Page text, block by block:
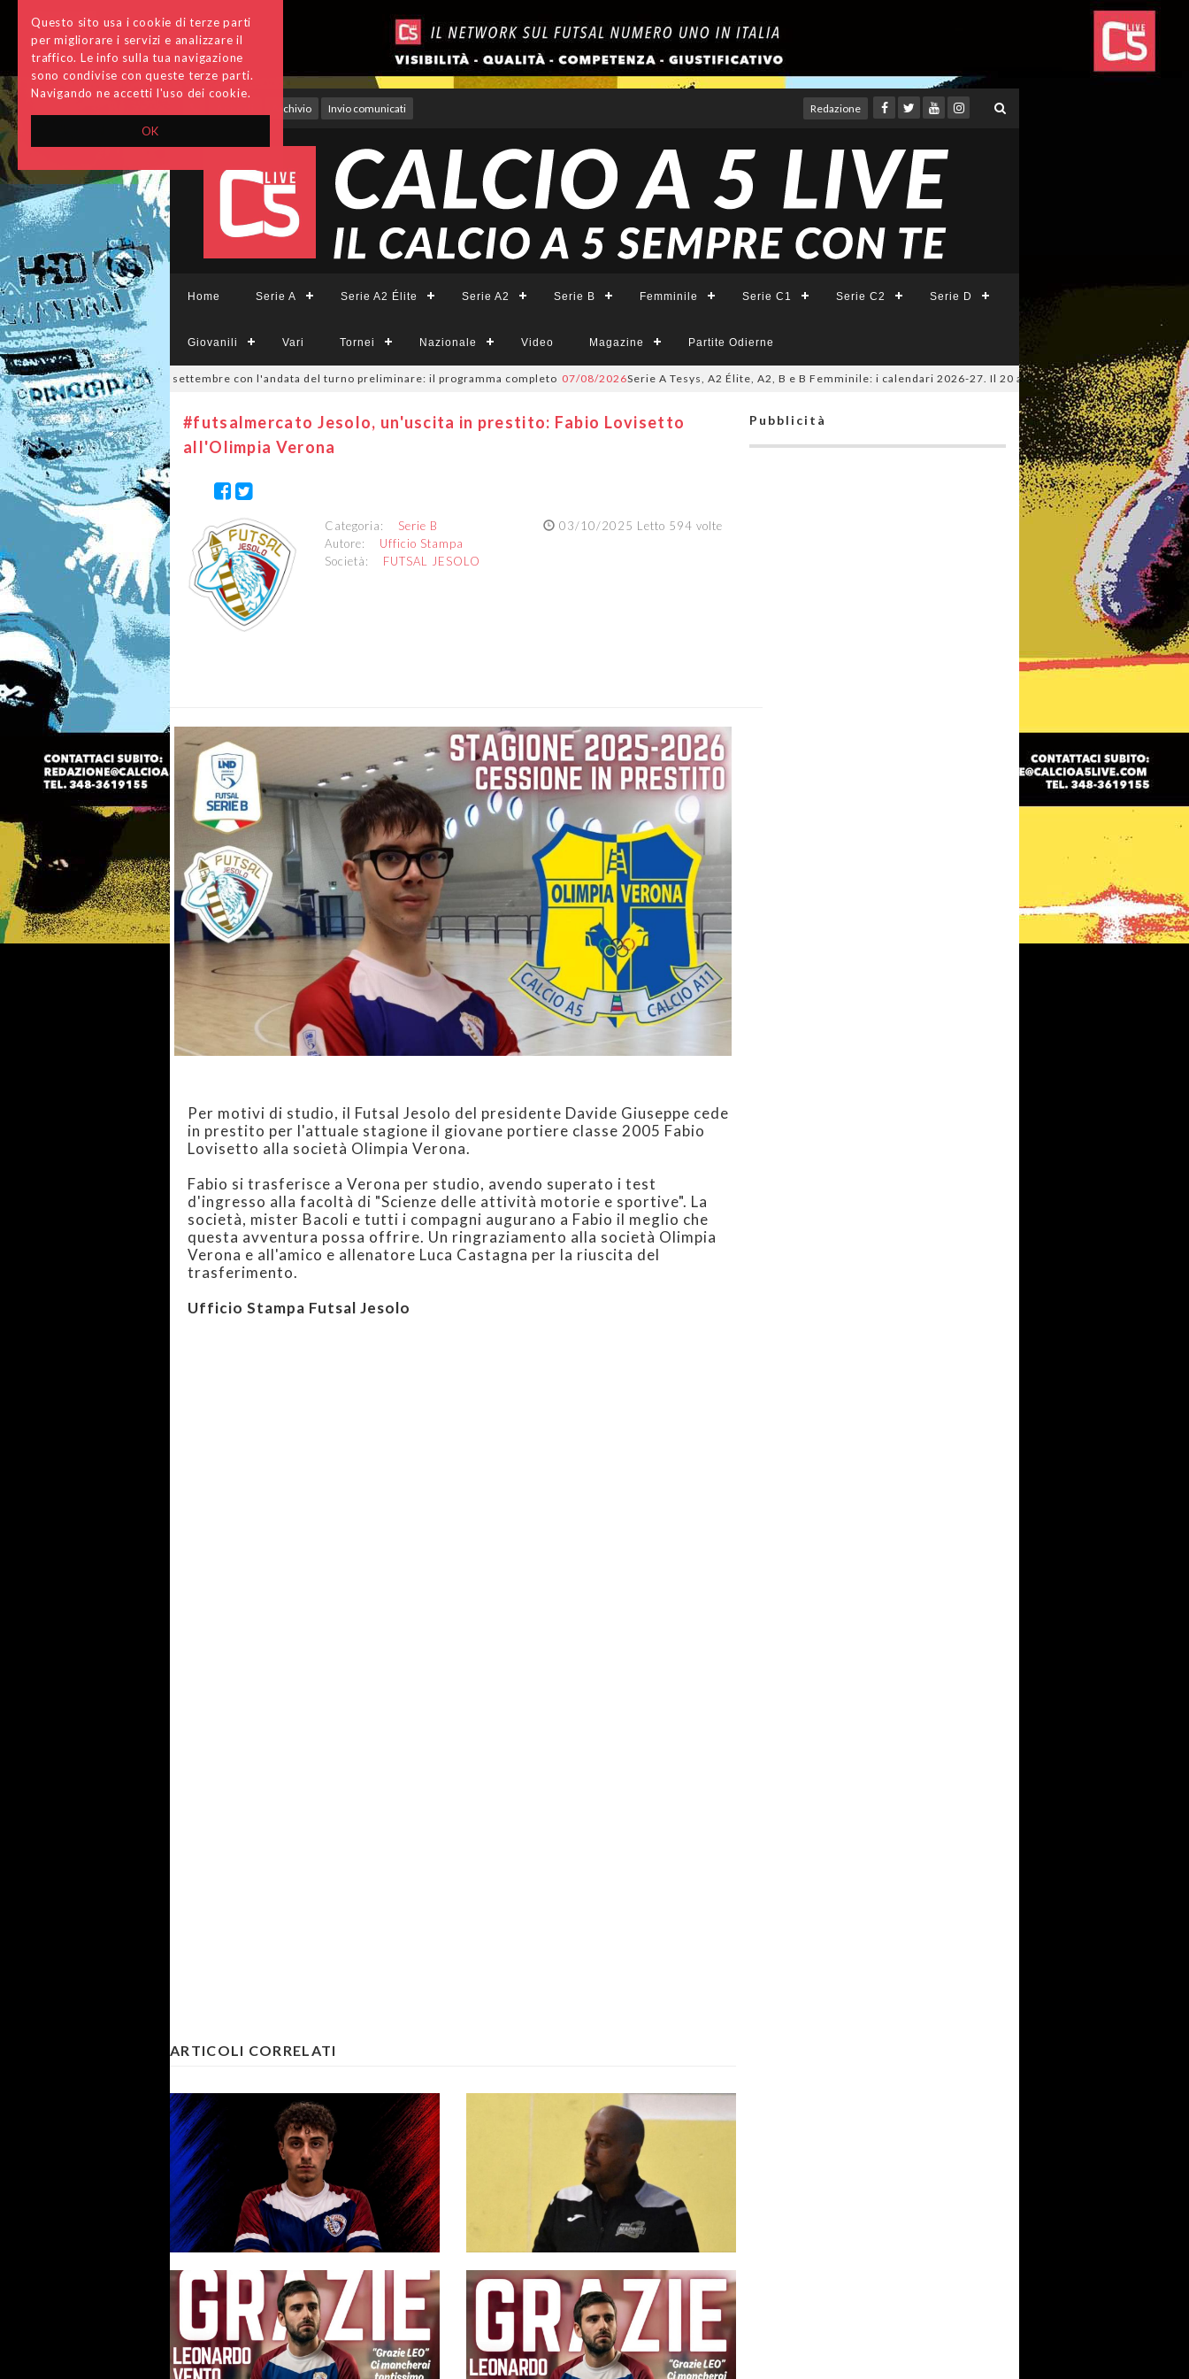
OK
Questo sito usa i cookie di terze parti
per migliorare i servizi e analizzare il
traffico. Le info sulla tua navigazione
sono condivise con queste terze parti.
Navigando ne accetti l'uso dei cookie.
Archivio Invio comunicati Redazione
Home Serie A Serie A2 Élite Serie A2 Serie B Femminile Serie C1 Serie C2 Serie D
Giovanili Vari Tornei Nazionale Video Magazine Partite Odierne
si parte il 19 settembre con l'andata del turno preliminare: il programma completo 07/08/2026Serie A Tesys, A2 Élite, A2, B e B Femminile: i calendari 2026-27. Il 20 agosto la presentazione della Serie A
#futsalmercato Jesolo, un'uscita in prestito: Fabio Lovisetto
all'Olimpia Verona
03/10/2025 Letto 594 volte
Categoria: Serie B
Autore: Ufficio Stampa
Società: FUTSAL JESOLO
Per motivi di studio, il Futsal Jesolo del presidente Davide Giuseppe cede
in prestito per l'attuale stagione il giovane portiere classe 2005 Fabio
Lovisetto alla società Olimpia Verona.
Fabio si trasferisce a Verona per studio, avendo superato i test
d'ingresso alla facoltà di "Scienze delle attività motorie e sportive". La
società, mister Bacoli e tutti i compagni augurano a Fabio il meglio che
questa avventura possa offrire. Un ringraziamento alla società Olimpia
Verona e all'amico e allenatore Luca Castagna per la riuscita del
trasferimento.
Ufficio Stampa Futsal Jesolo
ARTICOLI CORRELATI
Pubblicità